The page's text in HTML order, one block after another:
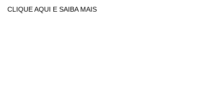
CLIQUE AQUI E SAIBA MAIS